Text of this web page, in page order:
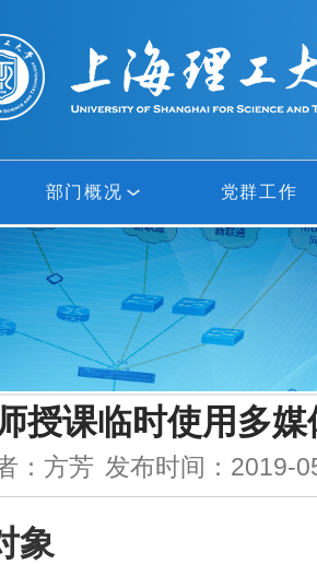
部门概况
网络中心
信息中心
党群工作
授课临时使用多
：方芳 发布时间：2019-
象